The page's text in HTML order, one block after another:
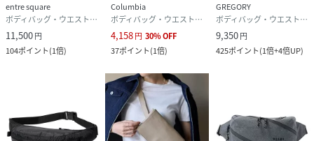
entre square
ボディバッグ・ウエストポーチ
11,500円
104ポイント(1倍)
Columbia
ボディバッグ・ウエストポーチ
4,158円 30%OFF
37ポイント(1倍)
GREGORY
ボディバッグ・ウエストポーチ
9,350円
425ポイント(1倍+4倍UP)